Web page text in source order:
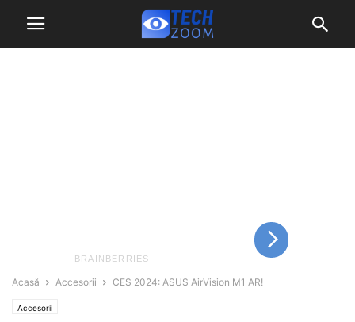
Acasă Accesorii CES 2024: ASUS AirVision M1 AR!
Accesorii